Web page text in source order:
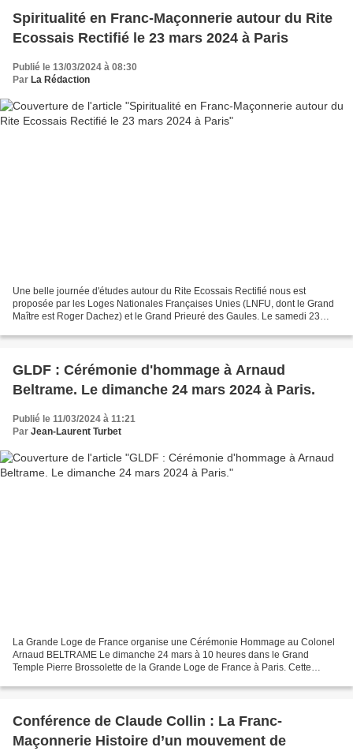
Spiritualité en Franc-Maçonnerie autour du Rite
Ecossais Rectifié le 23 mars 2024 à Paris
Publié le 13/03/2024 à 08:30
Par La Rédaction
Une belle journée d'études autour du Rite Ecossais Rectifié nous est
proposée par les Loges Nationales Françaises Unies (LNFU, dont le Grand
Maître est Roger Dachez) et le Grand Prieuré des Gaules. Le samedi 23
GLDF : Cérémonie d'hommage à Arnaud
Beltrame. Le dimanche 24 mars 2024 à Paris.
Publié le 11/03/2024 à 11:21
Par Jean-Laurent Turbet
La Grande Loge de France organise une Cérémonie Hommage au Colonel
Arnaud BELTRAME Le dimanche 24 mars à 10 heures dans le Grand
Temple Pierre Brossolette de la Grande Loge de France à Paris. Cette
Conférence de Claude Collin : La Franc-
Maçonnerie Histoire d’un mouvement de